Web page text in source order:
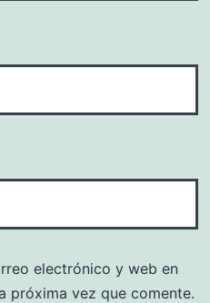
electrónico y web en
próxima vez que comente.